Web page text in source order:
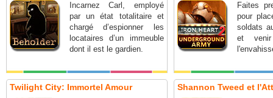
Incarnez Carl, employé
par un état totalitaire et
chargé d’espionner les
locataires d’un immeuble
dont il est le gardien.
Faites
pour
soldats
et
Twilight City: Immortel Amour Shannon Tweed et